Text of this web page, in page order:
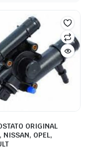
ORIGINAL
NISSAN, OPEL,